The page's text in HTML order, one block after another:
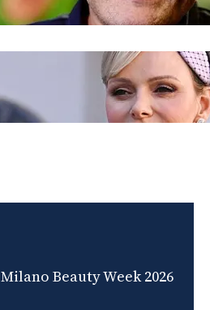
Milano Beauty Week 2026